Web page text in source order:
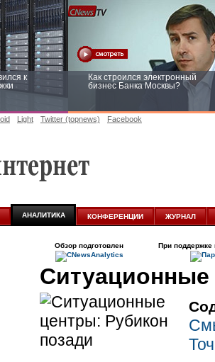
к
Как строился электронный
бизнес Банка Москвы?
Light Twitter (topnews) Facebook
АНАЛИТИКА КОНФЕРЕНЦИИ ЖУРНАЛ
Обзор подготовлен При поддержке
Ситуационные